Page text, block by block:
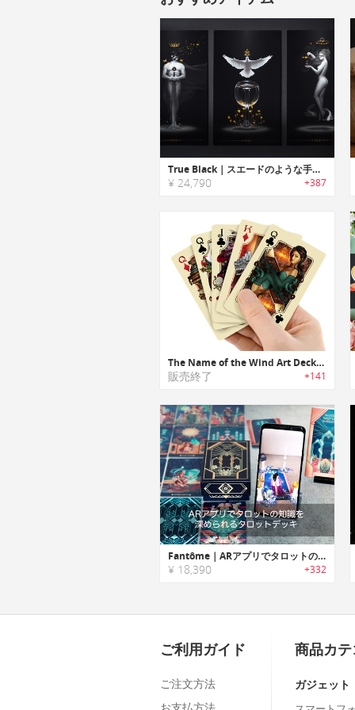
True Black｜スエードのような手触りのブラックマット仕上げタロットカードセット「トゥルーブラック」
¥ 24,790 +387
The Name of the Wind Art Deck｜大人気ファンタジー小説「The Name of the Wind」カードセット
販売終了 +141
Fantôme｜ARアプリでタロットの知識を深められるタロットデッキ「ファントム」
¥ 18,390 +332
ご利用ガイド
ご注文方法
商品カ
ガジェット